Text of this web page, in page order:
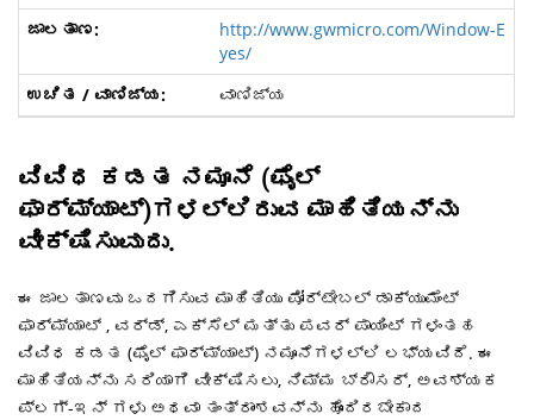
http://www.gwmicro.com/Window-E
yes/
ವಾಣಿಜ್ಯ
ವಿವಿಧ ಕಡತ ನಮೂನೆ (ಫೈಲ್
ಫಾರ್ಮ್ಯಾಟ್)ಗಳಲ್ಲಿರುವ ಮಾಹಿತಿಯನ್ನು
ವೀಕ್ಷಿಸುವುದು.
ಈ ಜಾಲತಾಣವು ಒದಗಿಸುವ ಮಾಹಿತಿಯು ಪೋರ್ಟೇಬಲ್ ಡಾಕ್ಯುಮೆಂಟ್
ಫಾರ್ಮ್ಯಾಟ್ , ವರ್ಡ್, ಎಕ್ಸೆಲ್ ಮತ್ತು ಪವರ್ ಪಾಯಿಂಟ್ ಗಳಂತಹ
ವಿವಿಧ ಕಡತ (ಫೈಲ್ ಫಾರ್ಮ್ಯಾಟ್) ನಮೂನೆಗಳಲ್ಲಿ ಲಭ್ಯವಿದೆ. ಈ
ಮಾಹಿತಿಯನ್ನು ಸರಿಯಾಗಿ ವೀಕ್ಷಿಸಲು, ನಿಮ್ಮ ಬ್ರೌಸರ್, ಅವಶ್ಯಕ
ಪ್ಲಗ್-ಇನ್ ಗಳು ಅಥವಾ ತಂತ್ರಾಂಶವನ್ನು ಹೊಂದಿರಬೇಕಾದ